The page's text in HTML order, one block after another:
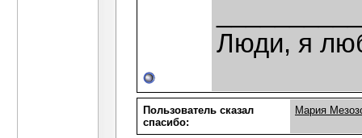
Люди, я
Пользователь сказал
cпасибо:
Мария